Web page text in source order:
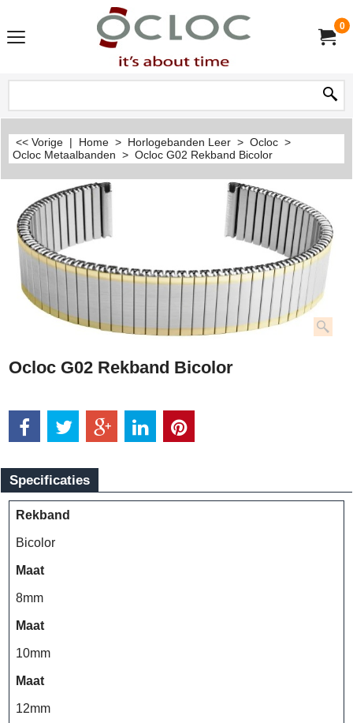
0
<< Vorige | Home > Horlogebanden Leer > Ocloc >
Ocloc Metaalbanden > Ocloc G02 Rekband Bicolor
Ocloc G02 Rekband Bicolor
Specificaties
Rekband
Bicolor
Maat
8mm
Maat
10mm
Maat
12mm